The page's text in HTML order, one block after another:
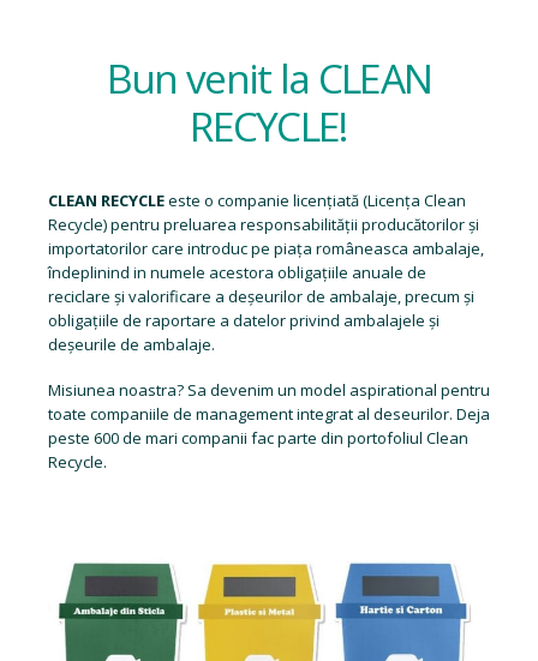
Bun venit la CLEAN
RECYCLE!
CLEAN RECYCLEeste o companie licențiată (Licența Clean
Recycle) pentru preluarea responsabilității producătorilor și
importatorilor care introduc pe piața româneasca ambalaje,
îndeplinind in numele acestora obligațiile anuale de
reciclare și valorificare a deșeurilor de ambalaje, precum și
obligațiile de raportare a datelor privind ambalajele și
deșeurile de ambalaje.
Misiunea noastra? Sa devenim un model aspirational pentru
toate companiile de management integrat al deseurilor. Deja
peste 600 de mari companii fac parte din portofoliul Clean
Recycle.